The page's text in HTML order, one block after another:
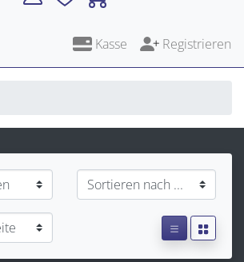
Kasse Registrieren